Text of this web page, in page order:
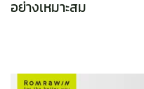
อย่างเหมาะสม